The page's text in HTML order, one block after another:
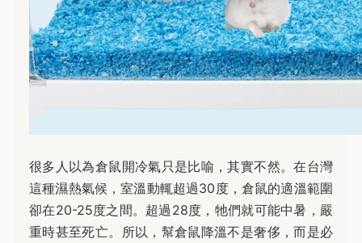
很多人以為倉鼠開冷氣只是比喻，其實不然。在台灣
這種濕熱氣候，室溫動輒超過30度，倉鼠的適溫範圍
卻在20-25度之間。超過28度，牠們就可能中暑，嚴
重時甚至死亡。所以，幫倉鼠降溫不是奢侈，而是必